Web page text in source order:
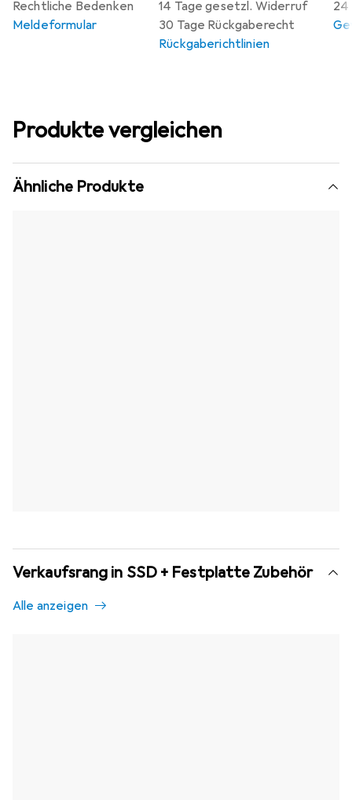
14 Tage gesetzl. Widerruf
30 Tage Rückgaberecht
Rückgaberichtlinien
24
Rechtliche Bedenken
Meldeformular
Produkte vergleichen
Ähnliche Produkte
Verkaufsrang in SSD + Festplatte Zubehör
Alle anzeigen